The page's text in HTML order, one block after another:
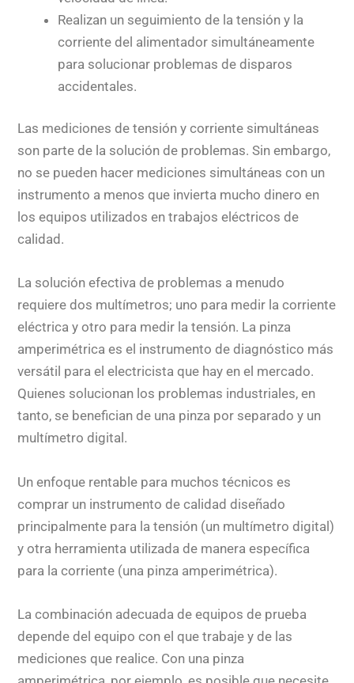
Realizan un seguimiento de la tensión y la
corriente del alimentador simultáneamente
para solucionar problemas de disparos
accidentales.
Las mediciones de tensión y corriente simultáneas
son parte de la solución de problemas. Sin embargo,
no se pueden hacer mediciones simultáneas con un
instrumento a menos que invierta mucho dinero en
los equipos utilizados en trabajos eléctricos de
calidad.
La solución efectiva de problemas a menudo
requiere dos multímetros; uno para medir la corriente
eléctrica y otro para medir la tensión. La pinza
amperimétrica es el instrumento de diagnóstico más
versátil para el electricista que hay en el mercado.
Quienes solucionan los problemas industriales, en
tanto, se benefician de una pinza por separado y un
multímetro digital.
Un enfoque rentable para muchos técnicos es
comprar un instrumento de calidad diseñado
principalmente para la tensión (un multímetro digital)
y otra herramienta utilizada de manera específica
para la corriente (una pinza amperimétrica).
La combinación adecuada de equipos de prueba
depende del equipo con el que trabaje y de las
mediciones que realice. Con una pinza